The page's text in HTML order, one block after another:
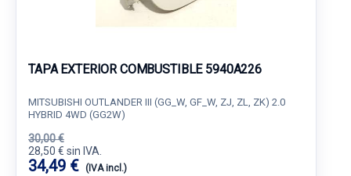
TAPA EXTERIOR COMBUSTIBLE 5940A226
MITSUBISHI OUTLANDER III (GG_W, GF_W, ZJ, ZL, ZK) 2.0
HYBRID 4WD (GG2W)
30,00 €
28,50 € sin IVA.
34,49 € (IVA incl.)